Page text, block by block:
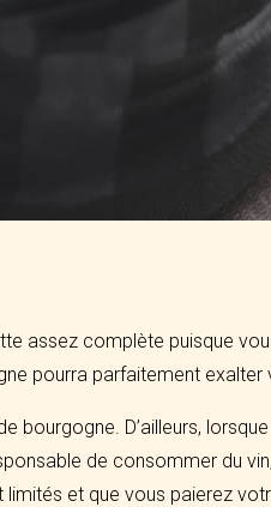
assez complète puisque
pourra parfaitement exalter
bourgogne. D’ailleurs,
de consommer du
et que vous paierez